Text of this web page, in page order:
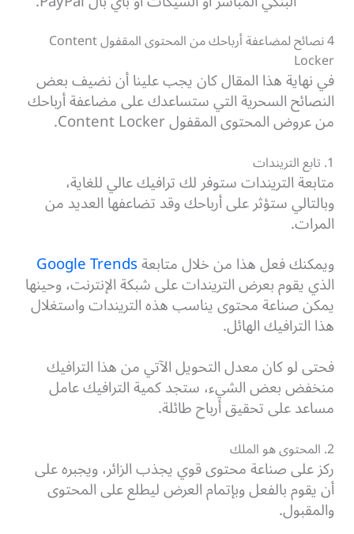
4 نصائح لمضاعفة أرباحك من المحتوى المقفول Content
Locker
في نهاية هذا المقال كان يجب علينا أن نضيف بعض
النصائح السحرية التي ستساعدك على مضاعفة أرباحك
من عروض المحتوى المقفول Content Locker.
1. تابع التريندات
متابعة التريندات ستوفر لك ترافيك عالي للغاية،
وبالتالي ستؤثر على أرباحك وقد تضاعفها العديد من
المرات.
ويمكنك فعل هذا من خلال متابعةGoogle Trends
الذي يقوم بعرض التريندات على شبكة الإنترنت، وحينها
يمكن صناعة محتوى يناسب هذه التريندات واستغلال
هذا الترافيك الهائل.
فحتى لو كان معدل التحويل الآتي من هذا الترافيك
منخفض بعض الشيء، ستجد كمية الترافيك عامل
مساعد على تحقيق أرباح طائلة.
2. المحتوى هو الملك
ركز على صناعة محتوى قوي يجذب الزائر، ويجبره على
أن يقوم بالفعل وبإتمام العرض ليطلع على المحتوى
والمقبول.